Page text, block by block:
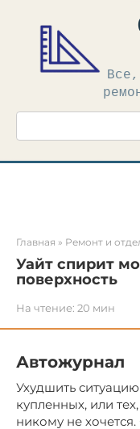
контенту
Поиск:
Главная » Ремонт и
Уайт спирит
поверхность
На чтение: 20 мин
Автожурнал
Ухудшить
купленных, или
никому не